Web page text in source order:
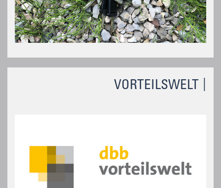
VORTEILSWELT